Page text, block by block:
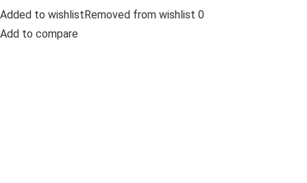
Added to wishlistRemoved from wishlist 0
Add to compare